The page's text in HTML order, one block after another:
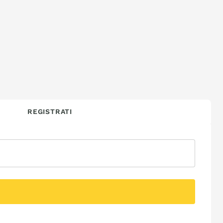
REGISTRATI